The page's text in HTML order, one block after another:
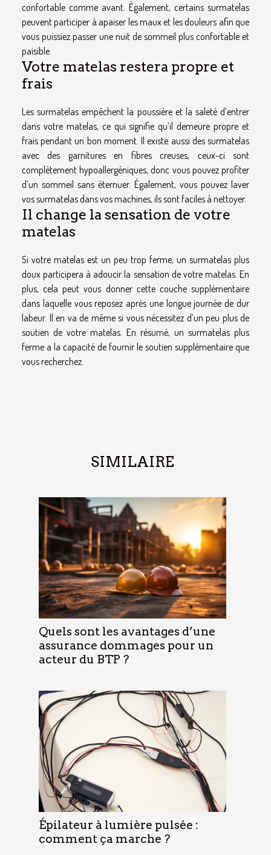
confortable comme avant. Également, certains surmatelas
peuvent participer à apaiser les maux et les douleurs afin que
vous puissiez passer une nuit de sommeil plus confortable et
paisible.
Votre matelas restera propre et
frais
Les surmatelas empêchent la poussière et la saleté d’entrer
dans votre matelas, ce qui signifie qu’il demeure propre et
frais pendant un bon moment. Il existe aussi des surmatelas
avec des garnitures en fibres creuses, ceux-ci sont
complètement hypoallergéniques, donc vous pouvez profiter
d’un sommeil sans éternuer. Également, vous pouvez laver
vos surmatelas dans vos machines, ils sont faciles à nettoyer.
Il change la sensation de votre
matelas
Si votre matelas est un peu trop ferme, un surmatelas plus
doux participera à adoucir la sensation de votre matelas. En
plus, cela peut vous donner cette couche supplémentaire
dans laquelle vous reposez après une longue journée de dur
labeur. Il en va de même si vous nécessitez d’un peu plus de
soutien de votre matelas. En résumé, un surmatelas plus
ferme a la capacité de fournir le soutien supplémentaire que
vous recherchez.
SIMILAIRE
Quels sont les avantages d’une
assurance dommages pour un
acteur du BTP ?
Épilateur à lumière pulsée :
comment ça marche ?